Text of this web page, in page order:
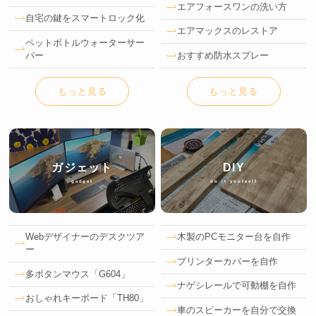
自宅の鍵をスマートロック化
ペットボトルウォーターサー
バー
もっと見る
エアフォースワンの洗い方
エアマックスのレストア
おすすめ防水スプレー
もっと見る
ガジェット
gadget
Webデザイナーのデスクツア
ー
多ボタンマウス「G604」
おしゃれキーボード「TH80」
DIY
do it yourself
木製のPCモニター台を自作
プリンターカバーを自作
ナゲシレールで可動棚を自作
車のスピーカーを自分で交換